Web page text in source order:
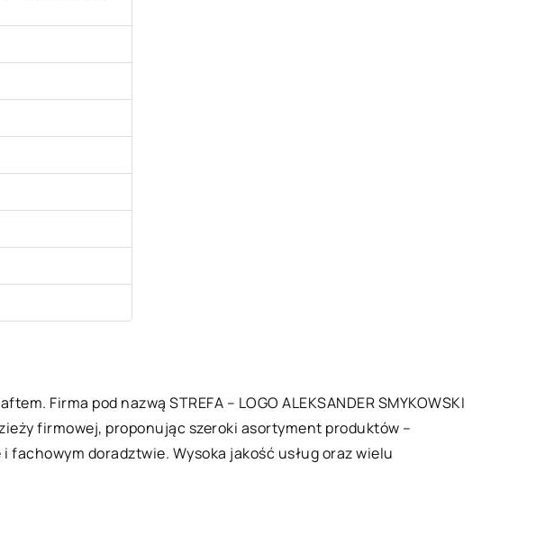
Firma pod nazwą STREFA – LOGO ALEKSANDER SMYKOWSKI
firmowej, proponując szeroki asortyment produktów –
fachowym doradztwie. Wysoka jakość usług oraz wielu